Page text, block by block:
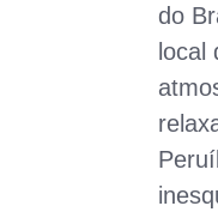
do
local